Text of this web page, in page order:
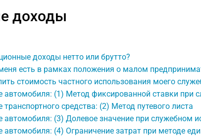
доходы
доходы нетто или брутто?
есть в рамках положения о малом
стоимость частного использования моего
автомобиля: (1) Метод фиксированной ставки при
транспортного средства: (2) Метод путевого листа
автомобиля: (3) Долевое значение при служебном
автомобиля: (4) Ограничение затрат при методе